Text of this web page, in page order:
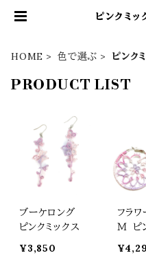
ピンクミ
HOME 色で選ぶ ピンク
PRODUCT LIST
ブーケロング
ピンクミックス
¥3,850
フラ
Ｍ ピ